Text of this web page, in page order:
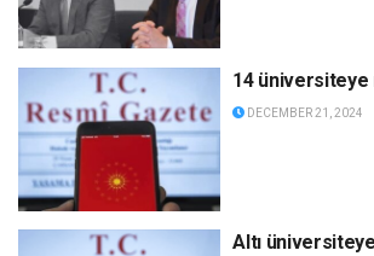
14 üniversiteye
DECEMBER 21, 2024
Altı